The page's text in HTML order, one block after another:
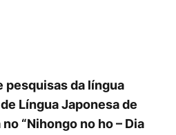
pesquisas da língua
Língua Japonesa de
“Nihongo no ho – Dia